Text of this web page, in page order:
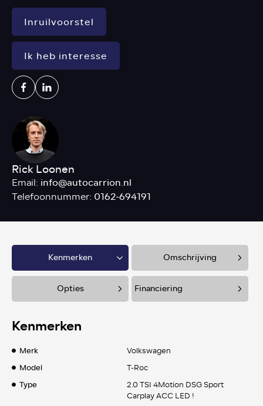
Inruilvoorstel
Ik heb interesse
Rick Loonen
Email: info@autocarrion.nl
Telefoonnummer: 0162-694191
Kenmerken Omschrijving
Opties Financiering
Kenmerken
Merk
Volkswagen
Model
T-Roc
Type
2.0 TSI 4Motion DSG Sport
Carplay ACC LED !